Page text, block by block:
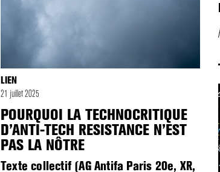
LIEN
21 juillet 2025
POURQUOI LA TECHNOCRITIQUE
D’ANTI-TECH RESISTANCE N’EST
PAS LA NÔTRE
Texte collectif (AG Antifa Paris 20e, XR,